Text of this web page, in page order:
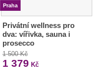
Praha
Privátní wellness pro
dva: vířivka, sauna i
prosecco
1 500 Kč
1 379 Kč